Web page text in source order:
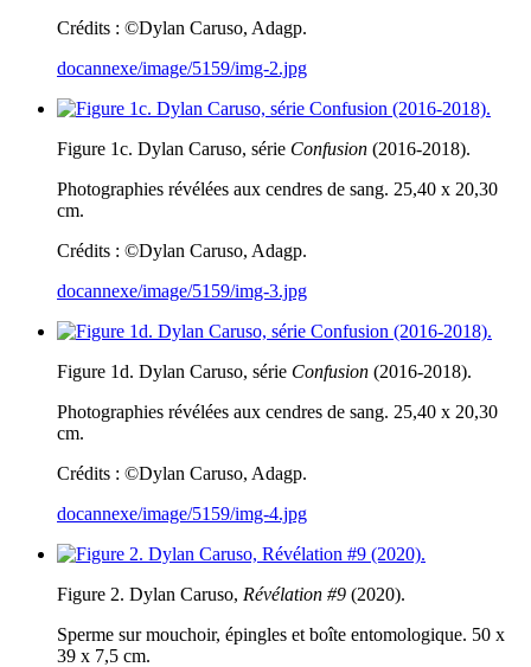
Crédits : ©Dylan Caruso, Adagp.
docannexe/image/5159/img-2.jpg
Figure 1c. Dylan Caruso, série Confusion (2016-2018).
Photographies révélées aux cendres de sang. 25,40 x 20,30
cm.
Crédits : ©Dylan Caruso, Adagp.
docannexe/image/5159/img-3.jpg
Figure 1d. Dylan Caruso, série Confusion (2016-2018).
Photographies révélées aux cendres de sang. 25,40 x 20,30
cm.
Crédits : ©Dylan Caruso, Adagp.
docannexe/image/5159/img-4.jpg
Figure 2. Dylan Caruso, Révélation #9 (2020).
Sperme sur mouchoir, épingles et boîte entomologique. 50 x
39 x 7,5 cm.